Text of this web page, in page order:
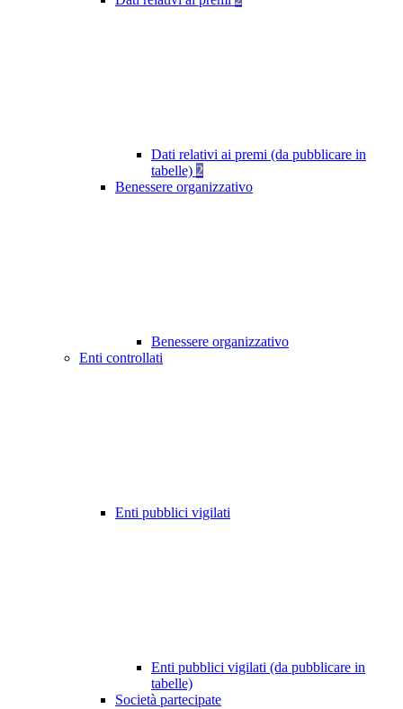
Dati relativi ai premi (da pubblicare in
tabelle) 2
Benessere organizzativo
Benessere organizzativo
Enti controllati
Enti pubblici vigilati
Enti pubblici vigilati (da pubblicare in
tabelle)
Società partecipate